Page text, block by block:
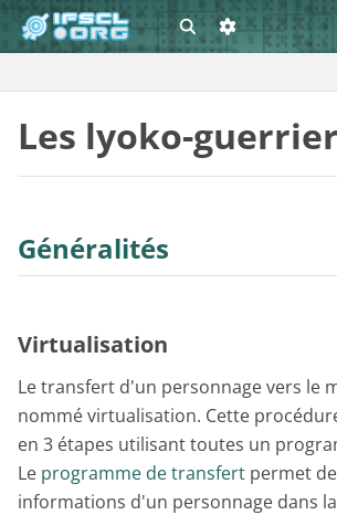
Les lyoko-
Généralités
Virtualisation
Le transfert d'un personnage vers le
nommé virtualisation. Cette
en 3 étapes utilisant toutes un
Le programme de transfert permet
informations d'un personnage dans